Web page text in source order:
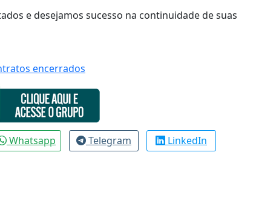
e desejamos sucesso na continuidade de suas
encerrados
Whatsapp Telegram LinkedIn